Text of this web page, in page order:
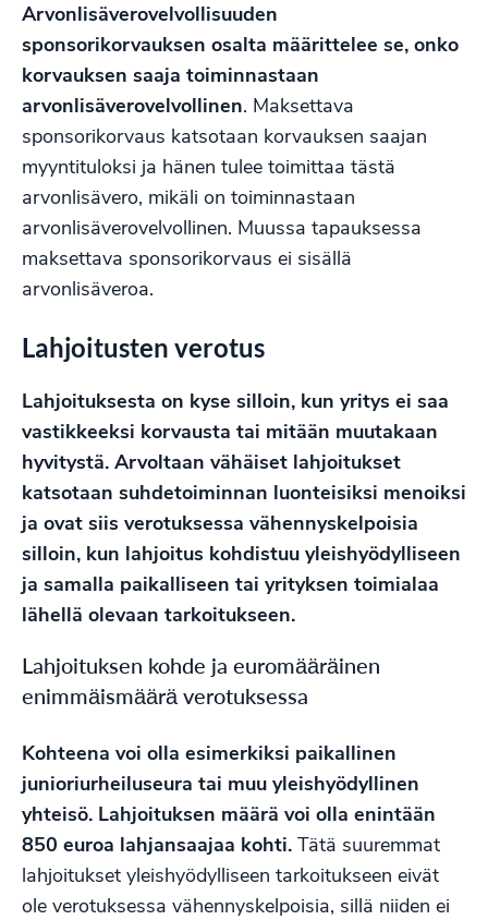
Arvonlisäverovelvollisuuden
sponsorikorvauksen osalta määrittelee se, onko
korvauksen saaja toiminnastaan
arvonlisäverovelvollinen. Maksettava
sponsorikorvaus katsotaan korvauksen saajan
myyntituloksi ja hänen tulee toimittaa tästä
arvonlisävero, mikäli on toiminnastaan
arvonlisäverovelvollinen. Muussa tapauksessa
maksettava sponsorikorvaus ei sisällä
arvonlisäveroa.
Lahjoitusten verotus
Lahjoituksesta on kyse silloin, kun yritys ei saa
vastikkeeksi korvausta tai mitään muutakaan
hyvitystä. Arvoltaan vähäiset lahjoitukset
katsotaan suhdetoiminnan luonteisiksi menoiksi
ja ovat siis verotuksessa vähennyskelpoisia
silloin, kun lahjoitus kohdistuu yleishyödylliseen
ja samalla paikalliseen tai yrityksen toimialaa
lähellä olevaan tarkoitukseen.
Lahjoituksen kohde ja euromääräinen
enimmäismäärä verotuksessa
Kohteena voi olla esimerkiksi paikallinen
junioriurheiluseura tai muu yleishyödyllinen
yhteisö. Lahjoituksen määrä voi olla enintään
850 euroa lahjansaajaa kohti. Tätä suuremmat
lahjoitukset yleishyödylliseen tarkoitukseen eivät
ole verotuksessa vähennyskelpoisia, sillä niiden ei